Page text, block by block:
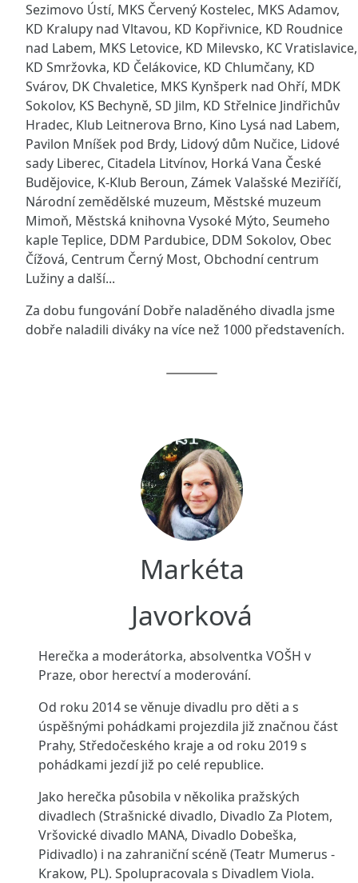
Sezimovo Ústí, MKS Červený Kostelec, MKS Adamov,
KD Kralupy nad Vltavou, KD Kopřivnice, KD Roudnice
nad Labem, MKS Letovice, KD Milevsko, KC Vratislavice,
KD Smržovka, KD Čelákovice, KD Chlumčany, KD
Svárov, DK Chvaletice, MKS Kynšperk nad Ohří, MDK
Sokolov, KS Bechyně, SD Jilm, KD Střelnice Jindřichův
Hradec, Klub Leitnerova Brno, Kino Lysá nad Labem,
Pavilon Mníšek pod Brdy, Lidový dům Nučice, Lidové
sady Liberec, Citadela Litvínov, Horká Vana České
Budějovice, K-Klub Beroun, Zámek Valašské Meziříčí,
Národní zemědělské muzeum, Městské muzeum
Mimoň, Městská knihovna Vysoké Mýto, Seumeho
kaple Teplice, DDM Pardubice, DDM Sokolov, Obec
Čížová, Centrum Černý Most, Obchodní centrum
Lužiny a další...
Za dobu fungování Dobře naladěného divadla jsme
dobře naladili diváky na více než 1000 představeních.
Markéta
Javorková
Herečka a moderátorka, absolventka VOŠH v
Praze, obor herectví a moderování.
Od roku 2014 se věnuje divadlu pro děti a s
úspěšnými pohádkami projezdila již značnou část
Prahy, Středočeského kraje a od roku 2019 s
pohádkami jezdí již po celé republice.
Jako herečka působila v několika pražských
divadlech (Strašnické divadlo, Divadlo Za Plotem,
Vršovické divadlo MANA, Divadlo Dobeška,
Pidivadlo) i na zahraniční scéně (Teatr Mumerus -
Krakow, PL). Spolupracovala s Divadlem Viola.